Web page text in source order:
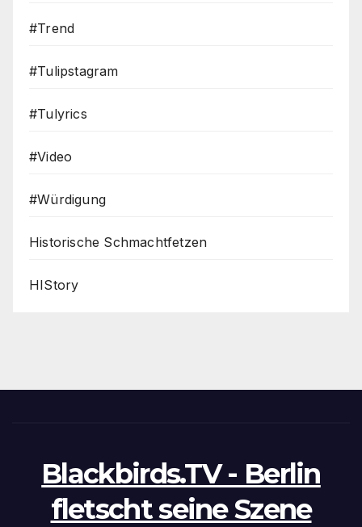
#Trend
#Tulipstagram
#Tulyrics
#Video
#Würdigung
Historische Schmachtfetzen
HIStory
Blackbirds.TV - Berlin
fletscht seine Szene